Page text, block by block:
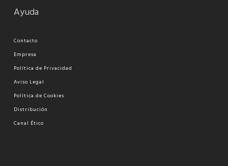
Ayuda
Contacto
Empresa
Política de Privacidad
Aviso Legal
Política de Cookies
Distribución
Canal Ético